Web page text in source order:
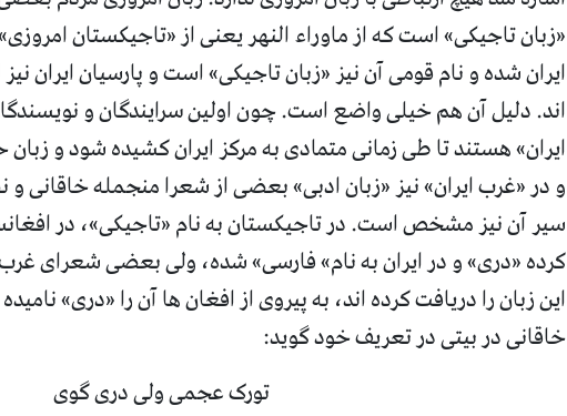
«زبان تاجیکی» است که از ماوراء النهر یعنی از «تاجیکستان
ایران شده و نام قومی آن نیز «زبان تاجیکی» است و پارسیان ایران نیز
اند. دلیل آن هم خیلی واضع است. چون اولین سرایندگان و
ایران» هستند تا طی زمانی متمادی به مرکز ایران کشیده شود و
و در «غرب ایران» نیز «زبان ادبی» بعضی از شعرا منجمله
سیر آن نیز مشخص است. در تاجیکستان به نام «تاجیکی»، در
کرده «دری» و در ایران به نام» فارسی» شده، ولی بعضی شعرای
این زبان را دریافت کرده اند، به پیروی از افغان ها آن را «دری»
خاقانی در بیتی در تعریف خود گوید:
تورک عجمی ولی دری گوی